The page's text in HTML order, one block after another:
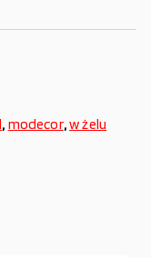
, modecor,w żelu